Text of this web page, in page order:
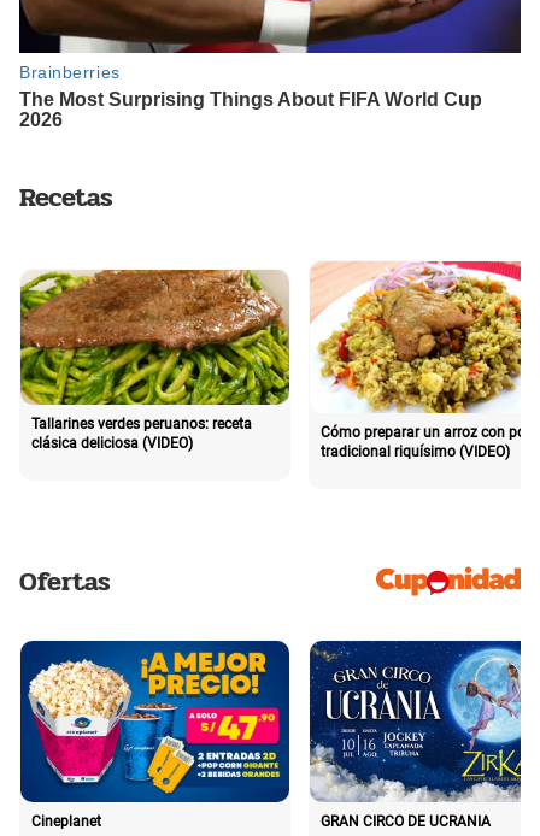
Recetas
Tallarines verdes peruanos: receta
clásica deliciosa (VIDEO)
Cómo preparar un arroz con pollo
tradicional riquísimo (VIDEO)
Ofertas
Cineplanet GRAN CIRCO DE UCRANIA